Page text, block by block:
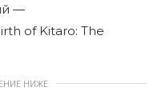
—
of Kitaro: The
НИЖЕ